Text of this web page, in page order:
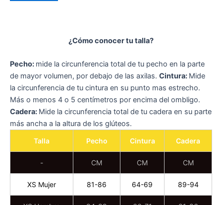
¿Cómo conocer tu talla?
Pecho: mide la circunferencia total de tu pecho en la parte
de mayor volumen, por debajo de las axilas. Cintura: Mide
la circunferencia de tu cintura en su punto mas estrecho.
Más o menos 4 o 5 centímetros por encima del ombligo.
Cadera: Mide la circunferencia total de tu cadera en su parte
más ancha a la altura de los glúteos.
Talla Pecho Cintura Cadera
- CM CM CM
XS Mujer 81-86 64-69 89-94